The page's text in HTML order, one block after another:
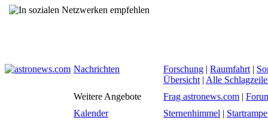
Nachrichten Forschung | Raumfahrt |
Übersicht | Alle
Weitere Angebote
Frag astronews.com |
Kalender
Sternenhimmel | Startrampe